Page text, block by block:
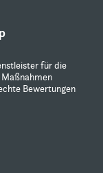
für die
Bewertungen